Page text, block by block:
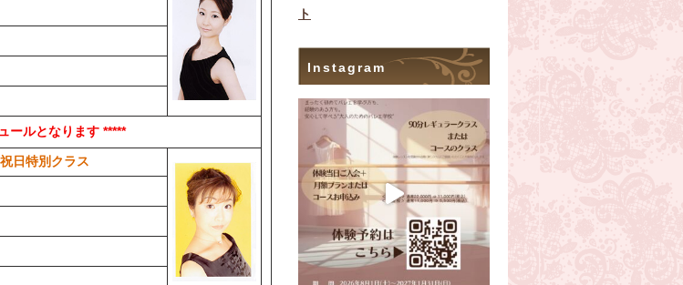
ールとなります *****
祝日特別クラス
ト
Instagram